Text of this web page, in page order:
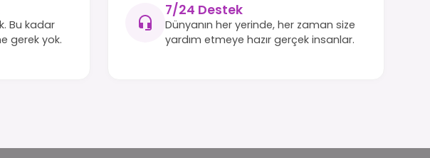
Bu kadar
gerek yok.
7/24 Destek
Dünyanın her yerinde, her zaman size
yardım etmeye hazır gerçek insanlar.